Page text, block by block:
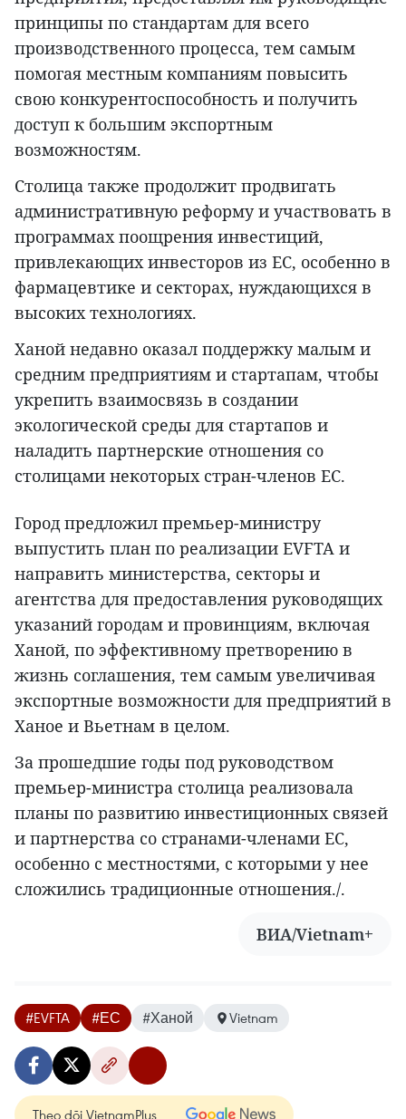
принципы по стандартам для всего
производственного процесса, тем самым
помогая местным компаниям повысить
свою конкурентоспособность и получить
доступ к большим экспортным
возможностям.
Столица также продолжит продвигать
административную реформу и участвовать в
программах поощрения инвестиций,
привлекающих инвесторов из ЕС, особенно в
фармацевтике и секторах, нуждающихся в
высоких технологиях.
Ханой недавно оказал поддержку малым и
средним предприятиям и стартапам, чтобы
укрепить взаимосвязь в создании
экологической среды для стартапов и
наладить партнерские отношения со
столицами некоторых стран-членов ЕС.
Город предложил премьер-министру
выпустить план по реализации EVFTA и
направить министерства, секторы и
агентства для предоставления руководящих
указаний городам и провинциям, включая
Ханой, по эффективному претворению в
жизнь соглашения, тем самым увеличивая
экспортные возможности для предприятий в
Ханое и Вьетнам в целом.
За прошедшие годы под руководством
премьер-министра столица реализовала
планы по развитию инвестиционных связей
и партнерства со странами-членами ЕС,
особенно с местностями, с которыми у нее
сложились традиционные отношения./.
ВИА/Vietnam+
#EVFTA #ЕС #Ханой Vietnam
Theo dõi VietnamPlus